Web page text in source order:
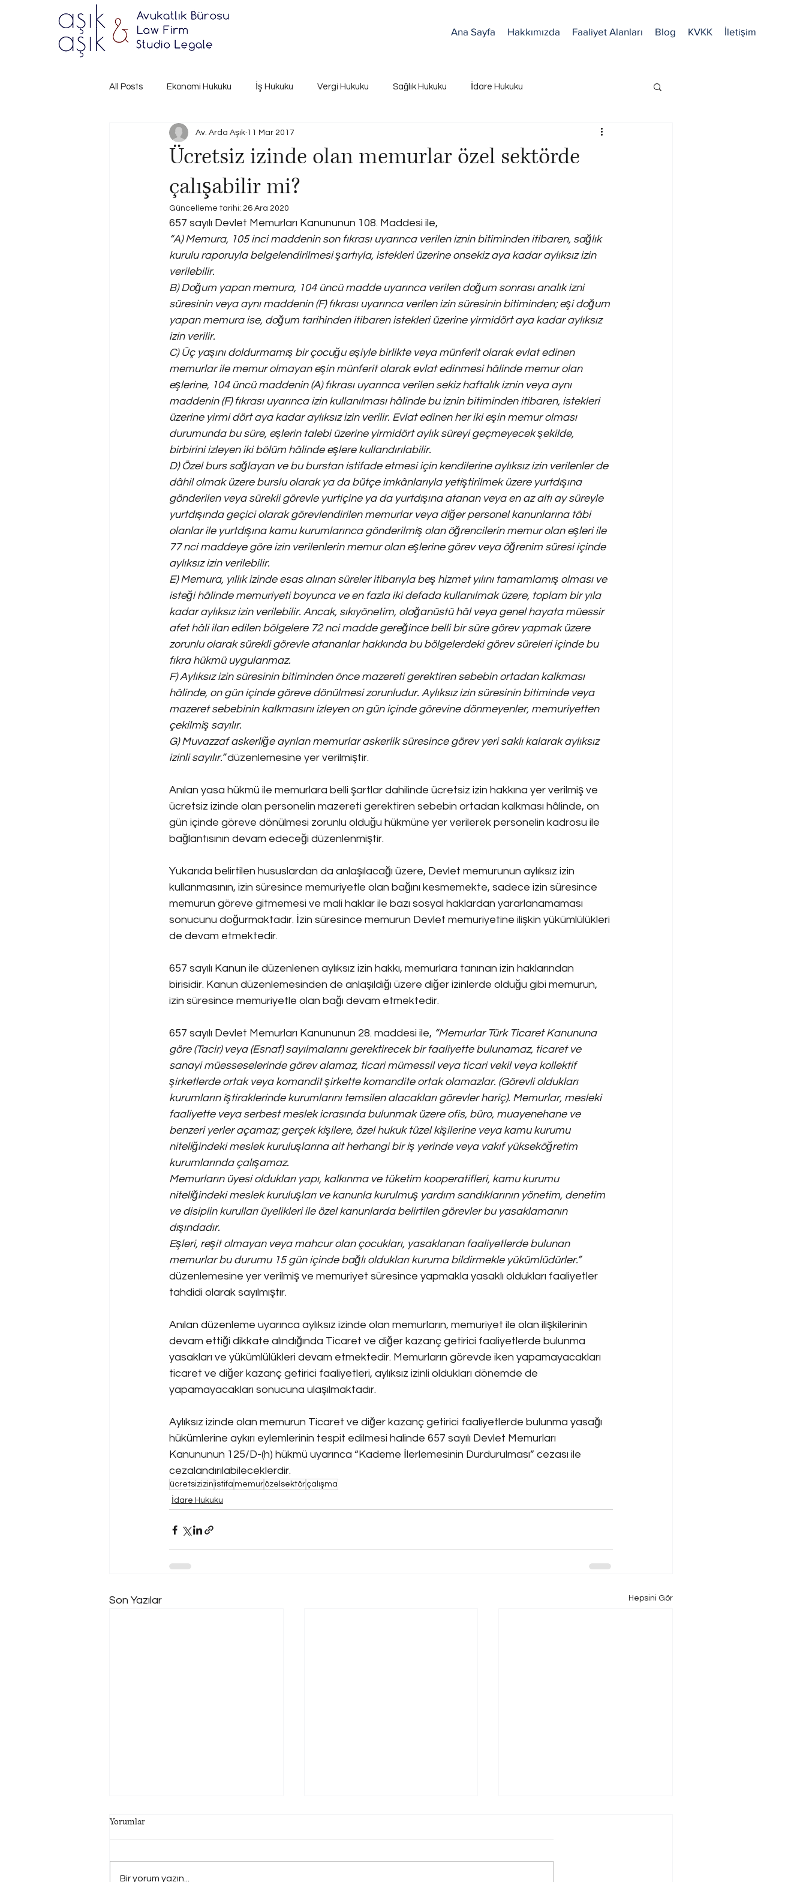
Ana Sayfa Hakkımızda Faaliyet Alanları Blog KVKK İletişim
All Posts Ekonomi Hukuku İş Hukuku Vergi Hukuku Sağlık Hukuku İdare Hukuku
Ücretsiz izinde olan memurlar özel sektörde
çalışabilir mi?
Av. Arda Aşık 11 Mar 2017
Güncelleme tarihi: 26 Ara 2020
657 sayılı Devlet Memurları Kanununun 108. Maddesi ile,
“A) Memura, 105 inci maddenin son fıkrası uyarınca verilen iznin bitiminden itibaren, sağlık
kurulu raporuyla belgelendirilmesi şartıyla, istekleri üzerine onsekiz aya kadar aylıksız izin
verilebilir.
B) Doğum yapan memura, 104 üncü madde uyarınca verilen doğum sonrası analık izni
süresinin veya aynı maddenin (F) fıkrası uyarınca verilen izin süresinin bitiminden; eşi doğum
yapan memura ise, doğum tarihinden itibaren istekleri üzerine yirmidört aya kadar aylıksız
izin verilir.
C) Üç yaşını doldurmamış bir çocuğu eşiyle birlikte veya münferit olarak evlat edinen
memurlar ile memur olmayan eşin münferit olarak evlat edinmesi hâlinde memur olan
eşlerine, 104 üncü maddenin (A) fıkrası uyarınca verilen sekiz haftalık iznin veya aynı
maddenin (F) fıkrası uyarınca izin kullanılması hâlinde bu iznin bitiminden itibaren, istekleri
üzerine yirmi dört aya kadar aylıksız izin verilir. Evlat edinen her iki eşin memur olması
durumunda bu süre, eşlerin talebi üzerine yirmidört aylık süreyi geçmeyecek şekilde,
birbirini izleyen iki bölüm hâlinde eşlere kullandırılabilir.
D) Özel burs sağlayan ve bu burstan istifade etmesi için kendilerine aylıksız izin verilenler de
dâhil olmak üzere burslu olarak ya da bütçe imkânlarıyla yetiştirilmek üzere yurtdışına
gönderilen veya sürekli görevle yurtiçine ya da yurtdışına atanan veya en az altı ay süreyle
yurtdışında geçici olarak görevlendirilen memurlar veya diğer personel kanunlarına tâbi
olanlar ile yurtdışına kamu kurumlarınca gönderilmiş olan öğrencilerin memur olan eşleri ile
77 nci maddeye göre izin verilenlerin memur olan eşlerine görev veya öğrenim süresi içinde
aylıksız izin verilebilir.
E) Memura, yıllık izinde esas alınan süreler itibarıyla beş hizmet yılını tamamlamış olması ve
isteği hâlinde memuriyeti boyunca ve en fazla iki defada kullanılmak üzere, toplam bir yıla
kadar aylıksız izin verilebilir. Ancak, sıkıyönetim, olağanüstü hâl veya genel hayata müessir
afet hâli ilan edilen bölgelere 72 nci madde gereğince belli bir süre görev yapmak üzere
zorunlu olarak sürekli görevle atananlar hakkında bu bölgelerdeki görev süreleri içinde bu
fıkra hükmü uygulanmaz.
F) Aylıksız izin süresinin bitiminden önce mazereti gerektiren sebebin ortadan kalkması
hâlinde, on gün içinde göreve dönülmesi zorunludur. Aylıksız izin süresinin bitiminde veya
mazeret sebebinin kalkmasını izleyen on gün içinde görevine dönmeyenler, memuriyetten
çekilmiş sayılır.
G) Muvazzaf askerliğe ayrılan memurlar askerlik süresince görev yeri saklı kalarak aylıksız
izinli sayılır.” düzenlemesine yer verilmiştir.
Anılan yasa hükmü ile memurlara belli şartlar dahilinde ücretsiz izin hakkına yer verilmiş ve
ücretsiz izinde olan personelin mazereti gerektiren sebebin ortadan kalkması hâlinde, on
gün içinde göreve dönülmesi zorunlu olduğu hükmüne yer verilerek personelin kadrosu ile
bağlantısının devam edeceği düzenlenmiştir.
Yukarıda belirtilen hususlardan da anlaşılacağı üzere, Devlet memurunun aylıksız izin
kullanmasının, izin süresince memuriyetle olan bağını kesmemekte, sadece izin süresince
memurun göreve gitmemesi ve mali haklar ile bazı sosyal haklardan yararlanamaması
sonucunu doğurmaktadır. İzin süresince memurun Devlet memuriyetine ilişkin yükümlülükleri
de devam etmektedir.
657 sayılı Kanun ile düzenlenen aylıksız izin hakkı, memurlara tanınan izin haklarından
birisidir. Kanun düzenlemesinden de anlaşıldığı üzere diğer izinlerde olduğu gibi memurun,
izin süresince memuriyetle olan bağı devam etmektedir.
657 sayılı Devlet Memurları Kanununun 28. maddesi ile, “Memurlar Türk Ticaret Kanununa
göre (Tacir) veya (Esnaf) sayılmalarını gerektirecek bir faaliyette bulunamaz, ticaret ve
sanayi müesseselerinde görev alamaz, ticari mümessil veya ticari vekil veya kollektif
şirketlerde ortak veya komandit şirkette komandite ortak olamazlar. (Görevli oldukları
kurumların iştiraklerinde kurumlarını temsilen alacakları görevler hariç). Memurlar, mesleki
faaliyette veya serbest meslek icrasında bulunmak üzere ofis, büro, muayenehane ve
benzeri yerler açamaz; gerçek kişilere, özel hukuk tüzel kişilerine veya kamu kurumu
niteliğindeki meslek kuruluşlarına ait herhangi bir iş yerinde veya vakıf yükseköğretim
kurumlarında çalışamaz.
Memurların üyesi oldukları yapı, kalkınma ve tüketim kooperatifleri, kamu kurumu
niteliğindeki meslek kuruluşları ve kanunla kurulmuş yardım sandıklarının yönetim, denetim
ve disiplin kurulları üyelikleri ile özel kanunlarda belirtilen görevler bu yasaklamanın
dışındadır.
Eşleri, reşit olmayan veya mahcur olan çocukları, yasaklanan faaliyetlerde bulunan
memurlar bu durumu 15 gün içinde bağlı oldukları kuruma bildirmekle yükümlüdürler.”
düzenlemesine yer verilmiş ve memuriyet süresince yapmakla yasaklı oldukları faaliyetler
tahdidi olarak sayılmıştır.
Anılan düzenleme uyarınca aylıksız izinde olan memurların, memuriyet ile olan ilişkilerinin
devam ettiği dikkate alındığında Ticaret ve diğer kazanç getirici faaliyetlerde bulunma
yasakları ve yükümlülükleri devam etmektedir. Memurların görevde iken yapamayacakları
ticaret ve diğer kazanç getirici faaliyetleri, aylıksız izinli oldukları dönemde de
yapamayacakları sonucuna ulaşılmaktadır.
Aylıksız izinde olan memurun Ticaret ve diğer kazanç getirici faaliyetlerde bulunma yasağı
hükümlerine aykırı eylemlerinin tespit edilmesi halinde 657 sayılı Devlet Memurları
Kanununun 125/D-(h) hükmü uyarınca “Kademe İlerlemesinin Durdurulması” cezası ile
cezalandırılabileceklerdir.
ücretsizizin istifa memur özelsektör çalışma
İdare Hukuku
Son Yazılar Hepsini Gör
İmar Barışı
Yorumlar
Bir yorum yazın...